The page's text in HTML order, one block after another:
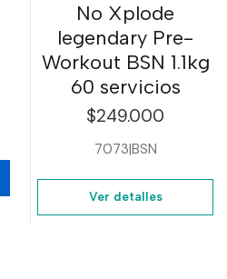
No Xplode
legendary Pre-
Workout BSN 1.1kg
60 servicios
$249.000
7073|BSN
Ver detalles